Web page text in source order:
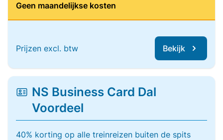
Geen maandelijkse kosten
Prijzen excl. btw Bekijk
NS Business Card Dal
Voordeel
40% korting op alle treinreizen buiten de spits